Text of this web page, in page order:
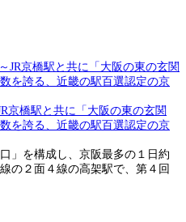
京橋駅と共に「大阪の東の玄関
を誇る、近畿の駅百選認定の京
」を構成し、京阪最多の１日約
の２面４線の高架駅で、第４回